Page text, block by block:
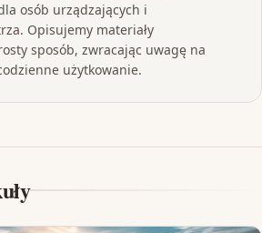
osób urządzających i
Opisujemy materiały
sposób, zwracając uwagę na
użytkowanie.